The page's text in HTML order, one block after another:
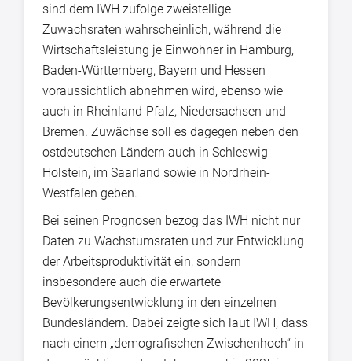
sind dem IWH zufolge zweistellige
Zuwachsraten wahrscheinlich, während die
Wirtschaftsleistung je Einwohner in Hamburg,
Baden-Württemberg, Bayern und Hessen
voraussichtlich abnehmen wird, ebenso wie
auch in Rheinland-Pfalz, Niedersachsen und
Bremen. Zuwächse soll es dagegen neben den
ostdeutschen Ländern auch in Schleswig-
Holstein, im Saarland sowie in Nordrhein-
Westfalen geben.
Bei seinen Prognosen bezog das IWH nicht nur
Daten zu Wachstumsraten und zur Entwicklung
der Arbeitsproduktivität ein, sondern
insbesondere auch die erwartete
Bevölkerungsentwicklung in den einzelnen
Bundesländern. Dabei zeigte sich laut IWH, dass
nach einem „demografischen Zwischenhoch“ in